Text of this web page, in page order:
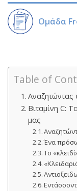
Ομάδα
Table of
Αναζητώντας
Βιταμίνη C:
μας
Ένα
Το